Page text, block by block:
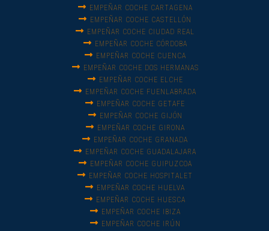
EMPEÑAR COCHE CARTAGENA
EMPEÑAR COCHE CASTELLÓN
EMPEÑAR COCHE CIUDAD REAL
EMPEÑAR COCHE CÓRDOBA
EMPEÑAR COCHE CUENCA
EMPEÑAR COCHE DOS HERMANAS
EMPEÑAR COCHE ELCHE
EMPEÑAR COCHE FUENLABRADA
EMPEÑAR COCHE GETAFE
EMPEÑAR COCHE GIJÓN
EMPEÑAR COCHE GIRONA
EMPEÑAR COCHE GRANADA
EMPEÑAR COCHE GUADALAJARA
EMPEÑAR COCHE GUIPUZCOA
EMPEÑAR COCHE HOSPITALET
EMPEÑAR COCHE HUELVA
EMPEÑAR COCHE HUESCA
EMPEÑAR COCHE IBIZA
EMPEÑAR COCHE IRÚN